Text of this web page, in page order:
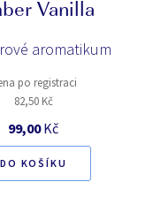
Vanilla
aromatikum
po registraci
82,50 Kč
99,00Kč
DO KOŠÍKU